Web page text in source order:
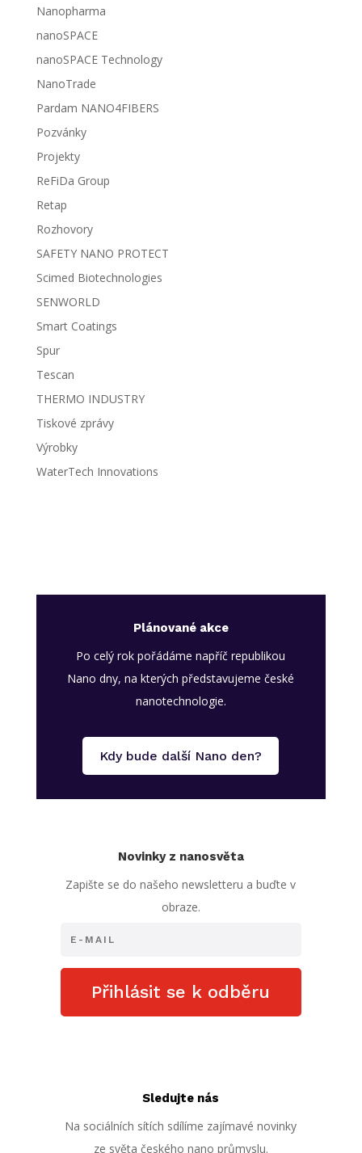
Nanopharma
nanoSPACE
nanoSPACE Technology
NanoTrade
Pardam NANO4FIBERS
Pozvánky
Projekty
ReFiDa Group
Retap
Rozhovory
SAFETY NANO PROTECT
Scimed Biotechnologies
SENWORLD
Smart Coatings
Spur
Tescan
THERMO INDUSTRY
Tiskové zprávy
Výrobky
WaterTech Innovations
Plánované akce
Po celý rok pořádáme napříč republikou
Nano dny, na kterých představujeme české
nanotechnologie.
Kdy bude další Nano den?
Novinky z nanosvěta
Zapište se do našeho newsletteru a buďte v
obraze.
Přihlásit se k odběru
Sledujte nás
Na sociálních sítích sdílíme zajímavé novinky
ze světa českého nano průmyslu.